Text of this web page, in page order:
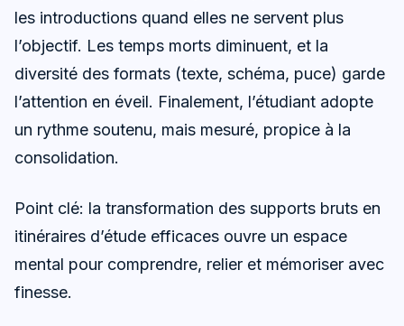
les introductions quand elles ne servent plus
l’objectif. Les temps morts diminuent, et la
diversité des formats (texte, schéma, puce) garde
l’attention en éveil. Finalement, l’étudiant adopte
un rythme soutenu, mais mesuré, propice à la
consolidation.
Point clé: la transformation des supports bruts en
itinéraires d’étude efficaces ouvre un espace
mental pour comprendre, relier et mémoriser avec
finesse.